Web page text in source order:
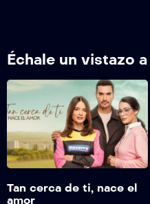
Guardián de
GDMV011
Guardián de
GDMV012
Guardián de
GDMV013
Échale un vistazo
Tan cerca de ti, nace el
amor